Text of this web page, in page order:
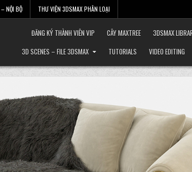
NỘI BỘ THƯ VIỆN 3DSMAX PHÂN LOẠI
ĐĂNG KÝ THÀNH VIÊN VIP CÂY MAXTREE 3DSMAX
3D SCENES – FILE 3DSMAX
TUTORIALS VIDEO EDITING